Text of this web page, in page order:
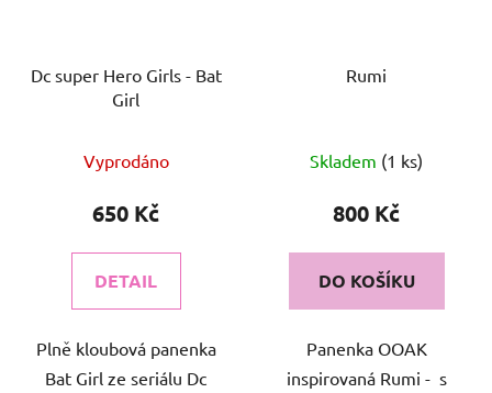
Dc super Hero Girls - Bat
Girl
Vyprodáno
650 Kč
DETAIL
Plně kloubová panenka
Bat Girl ze seriálu Dc
Rumi
Skladem (1 ks)
800 Kč
DO KOŠÍKU
Panenka OOAK
inspirovaná Rumi - s